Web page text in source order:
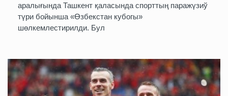
аралығында Ташкент қаласында спорттың паражүзиў
түри бойынша «Өзбекстан кубогы»
шөлкемлестирилди. Бул